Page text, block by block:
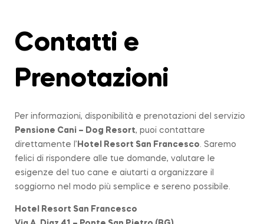
Contatti e
Prenotazioni
Per informazioni, disponibilità e prenotazioni del servizio
Pensione Cani – Dog Resort, puoi contattare
direttamente l’ Hotel Resort San Francesco . Saremo
felici di rispondere alle tue domande, valutare le
esigenze del tuo cane e aiutarti a organizzare il
soggiorno nel modo più semplice e sereno possibile.
Hotel Resort San Francesco